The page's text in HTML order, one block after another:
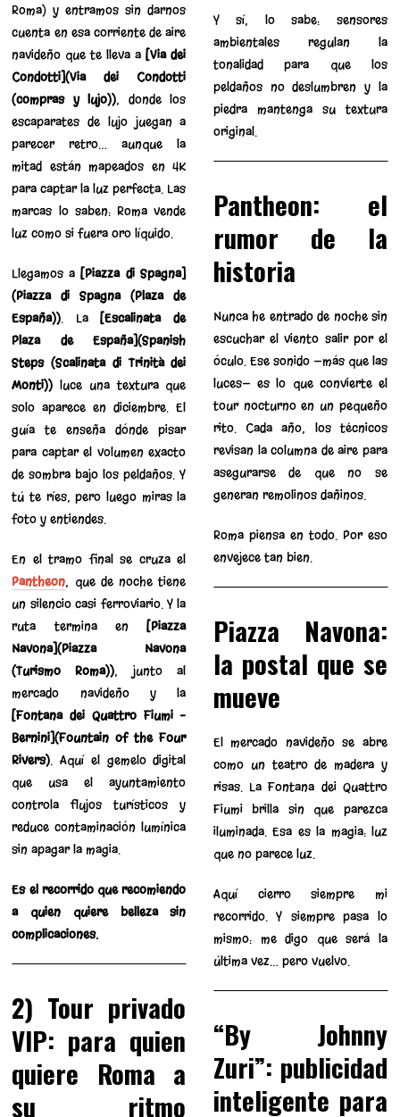
Roma) y entramos sin darnos
cuenta en esa corriente de aire
navideño que te lleva a[Via dei
Condotti](Via dei Condotti
(compras y lujo)), donde los
escaparates de lujo juegan a
parecer retro… aunque la
mitad están mapeados en 4K
para captar la luz perfecta. Las
marcas lo saben: Roma vende
luz como si fuera oro líquido.
Llegamos a[Piazza di Spagna]
(Piazza di Spagna (Plaza de
España)). La[Escalinata de
Plaza de España](Spanish
Steps (Scalinata di Trinità dei
Monti)) luce una textura que
solo aparece en diciembre. El
guía te enseña dónde pisar
para captar el volumen exacto
de sombra bajo los peldaños. Y
tú te ríes, pero luego miras la
foto y entiendes.
En el tramo final se cruza el
Pantheon, que de noche tiene
un silencio casi ferroviario. Y la
ruta termina en[Piazza
Navona](Piazza Navona
(Turismo Roma)), junto al
mercado navideño y la
[Fontana dei Quattro Fiumi –
Bernini](Fountain of the Four
Rivers). Aquí el gemelo digital
que usa el ayuntamiento
controla flujos turísticos y
reduce contaminación lumínica
sin apagar la magia.
Es el recorrido que recomiendo
a quien quiere belleza sin
complicaciones.
2) Tour privado
VIP: para quien
quiere Roma a
su ritmo
Y sí, lo sabe: sensores
ambientales regulan la
tonalidad para que los
peldaños no deslumbren y la
piedra mantenga su textura
original.
Pantheon: el
rumor de la
historia
Nunca he entrado de noche sin
escuchar el viento salir por el
óculo. Ese sonido —más que las
luces— es lo que convierte el
tour nocturno en un pequeño
rito. Cada año, los técnicos
revisan la columna de aire para
asegurarse de que no se
generan remolinos dañinos.
Roma piensa en todo. Por eso
envejece tan bien.
Piazza Navona:
la postal que se
mueve
El mercado navideño se abre
como un teatro de madera y
risas. La Fontana dei Quattro
Fiumi brilla sin que parezca
iluminada. Esa es la magia: luz
que no parece luz.
Aquí cierro siempre mi
recorrido. Y siempre pasa lo
mismo: me digo que será la
última vez… pero vuelvo.
“By Johnny
Zuri”: publicidad
inteligente para